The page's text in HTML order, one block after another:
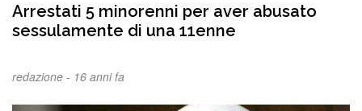
Arrestati 5 minorenni per aver abusato
sessulamente di una 11enne
redazione - 16 anni fa